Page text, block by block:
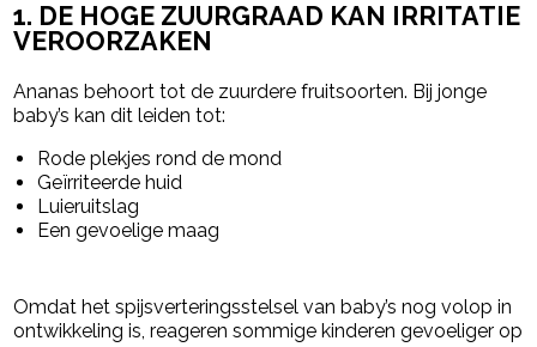
1. DE HOGE ZUURGRAAD KAN IRRITATIE
VEROORZAKEN
Ananas behoort tot de zuurdere fruitsoorten. Bij jonge
baby’s kan dit leiden tot:
Rode plekjes rond de mond
Geïrriteerde huid
Luieruitslag
Een gevoelige maag
Omdat het spijsverteringsstelsel van baby’s nog volop in
ontwikkeling is, reageren sommige kinderen gevoeliger op